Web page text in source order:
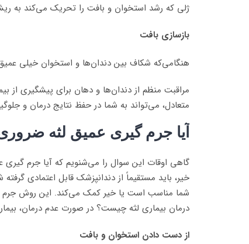
ژلی که رشد استخوان و بافت را تحریک می‌کند به
بازسازی بافت
هنگامی‌که شکاف بین دندان‌ها و استخوان خیلی
مراقبت منظم از دندان‌ها و دهان برای پیشگیری از
متعادل، می‌تواند به شما در حفظ نتایج درمان و
آیا جرم گیری عمیق لثه
گاهی اوقات این سوال را می‌شنویم که آیا جرم
خیر، باید مستقیماً از دندانپزشک قابل اعتمادی
شما مناسب است یا خیر کمک می‌کند. این روش جرم
درمان بیماری لثه چیست؟ در صورت عدم درمان،
از دست دادن استخوان و بافت